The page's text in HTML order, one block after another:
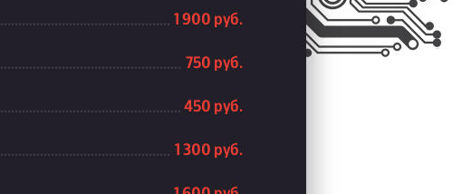
1 900 руб.
750 руб.
450 руб.
1 300 руб.